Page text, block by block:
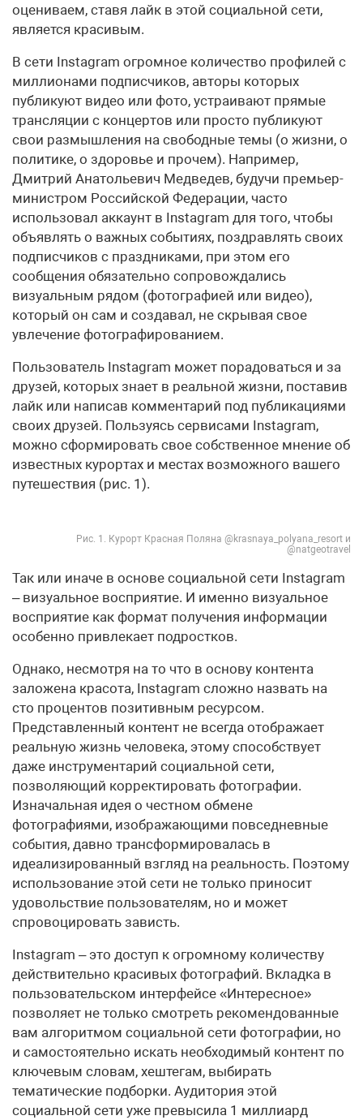
оцениваем, ставя лайк в этой социальной сети,
является красивым.
В сети Instagram огромное количество профилей с
миллионами подписчиков, авторы которых
публикуют видео или фото, устраивают прямые
трансляции с концертов или просто публикуют
свои размышления на свободные темы (о жизни, о
политике, о здоровье и прочем). Например,
Дмитрий Анатольевич Медведев, будучи премьер-
министром Российской Федерации, часто
использовал аккаунт в Instagram для того, чтобы
объявлять о важных событиях, поздравлять своих
подписчиков с праздниками, при этом его
сообщения обязательно сопровождались
визуальным рядом (фотографией или видео),
который он сам и создавал, не скрывая свое
увлечение фотографированием.
Пользователь Instagram может порадоваться и за
друзей, которых знает в реальной жизни, поставив
лайк или написав комментарий под публикациями
своих друзей. Пользуясь сервисами Instagram,
можно сформировать свое собственное мнение об
известных курортах и местах возможного вашего
путешествия (рис. 1).
Рис. 1. Курорт Красная Поляна @krasnaya_polyana_resort и
@natgeotravel
Так или иначе в основе социальной сети Instagram
– визуальное восприятие. И именно визуальное
восприятие как формат получения информации
особенно привлекает подростков.
Однако, несмотря на то что в основу контента
заложена красота, Instagram сложно назвать на
сто процентов позитивным ресурсом.
Представленный контент не всегда отображает
реальную жизнь человека, этому способствует
даже инструментарий социальной сети,
позволяющий корректировать фотографии.
Изначальная идея о честном обмене
фотографиями, изображающими повседневные
события, давно трансформировалась в
идеализированный взгляд на реальность. Поэтому
использование этой сети не только приносит
удовольствие пользователям, но и может
спровоцировать зависть.
Instagram – это доступ к огромному количеству
действительно красивых фотографий. Вкладка в
пользовательском интерфейсе «Интересное»
позволяет не только смотреть рекомендованные
вам алгоритмом социальной сети фотографии, но
и самостоятельно искать необходимый контент по
ключевым словам, хештегам, выбирать
тематические подборки. Аудитория этой
социальной сети уже превысила 1 миллиард